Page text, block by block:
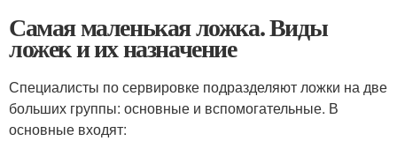
Самая маленькая ложка. Виды
ложек и их назначение
Специалисты по сервировке подразделяют ложки на две
больших группы: основные и вспомогательные. В
основные входят: